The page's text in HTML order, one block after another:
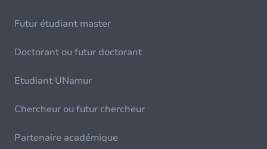
Futur étudiant master
Doctorant ou futur doctorant
Etudiant UNamur
Chercheur ou futur chercheur
Partenaire académique